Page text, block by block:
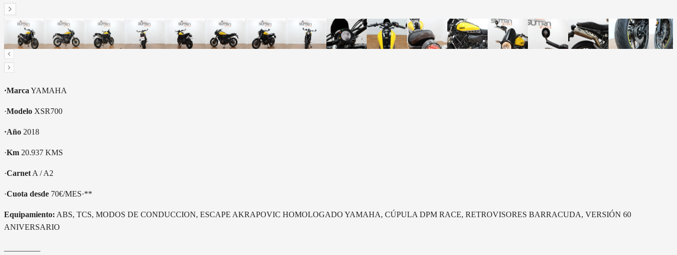
·MarcaYAMAHA
·Modelo XSR700
·Año 2018
·Km 20.937 KMS
·CarnetA / A2
·Cuota desde 70€/MES·**
Equipamiento: ABS, TCS, MODOS DE CONDUCCION, ESCAPE AKRAPOVIC HOMOLOGADO YAMAHA, CÚPULA DPM RACE, RETROVISORES BARRACUDA, VERSIÓN 60
ANIVERSARIO